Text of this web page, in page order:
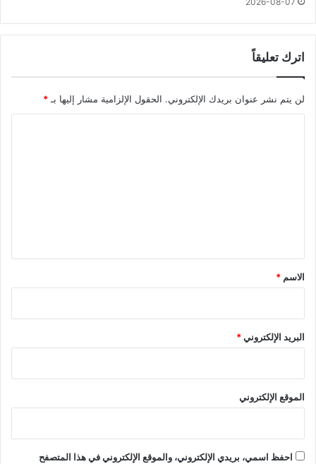
اترك تعليقاً
لن يتم نشر عنوان بريدك الإلكتروني. الحقول الإلزامية مشار إليها بـ*
*
الاسم *
البريد الإلكتروني*
الموقع الإلكتروني
احفظ اسمي، بريدي الإلكتروني، والموقع الإلكتروني في هذا المتصفح